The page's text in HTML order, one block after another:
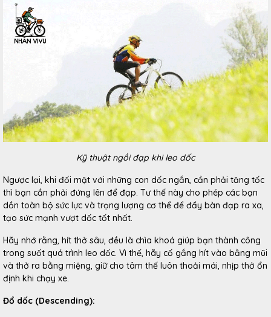
Kỹ thuật ngồi đạp khi leo dốc
Ngược lại, khi đối mặt với những con dốc ngắn, cần phải tăng tốc
thì bạn cần phải đứng lên để đạp. Tư thế này cho phép các bạn
dồn toàn bộ sức lực và trọng lượng cơ thể để đẩy bàn đạp ra xa,
tạo sức mạnh vượt dốc tốt nhất.
Hãy nhớ rằng, hít thở sâu, đều là chìa khoá giúp bạn thành công
trong suốt quá trình leo dốc. Vì thế, hãy cố gắng hít vào bằng mũi
và thở ra bằng miệng, giữ cho tâm thế luôn thoải mái, nhịp thở ổn
định khi chạy xe.
Đổ dốc (Descending):